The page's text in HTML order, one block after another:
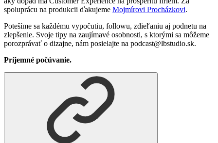
spoluprácu na produkcii ďakujeme Mojmírovi Procházkovi.
Potešíme sa každému vypočutiu, followu, zdieľaniu aj podnetu na
zlepšenie. Svoje tipy na zaujímavé osobnosti, s ktorými sa môžeme
porozprávať o dizajne, nám posielajte na podcast@lbstudio.sk.
Príjemné počúvanie.